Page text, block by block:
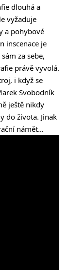
dlouhá a
vyžaduje
a pohybové
inscenace je
za sebe,
právě vyvolá.
i když se
Svobodník
ještě nikdy
do života. Jinak
námět…